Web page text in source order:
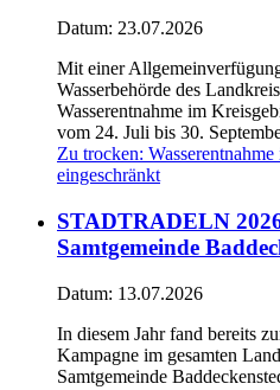
Datum: 23.07.2026
Mit einer
Wasserbehörde des
Wasserentnahme im
vom 24. Juli bis 30.
Zu trocken:
eingeschränkt
STADTRADELN
Samtgemeinde
Datum: 13.07.2026
In diesem Jahr fand bereits
Kampagne im gesamten
Samtgemeinde